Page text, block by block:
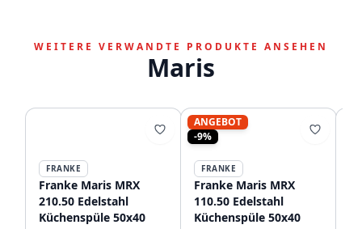
WEITERE VERWANDTE PRODUKTE ANSEHEN
Maris
FRANKE
Franke Maris MRX
210.50 Edelstahl
Küchenspüle 50x40
ANGEBOT
-9%
FRANKE
Franke Maris MRX
110.50 Edelstahl
Küchenspüle 50x40